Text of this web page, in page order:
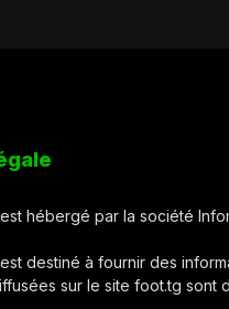
hébergé par la société
destiné à fournir des
sur le site foot.tg sont